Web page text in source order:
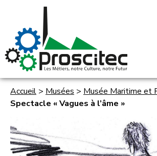
Accueil > Musées > Musée Maritime et
Spectacle « Vagues à l’âme »